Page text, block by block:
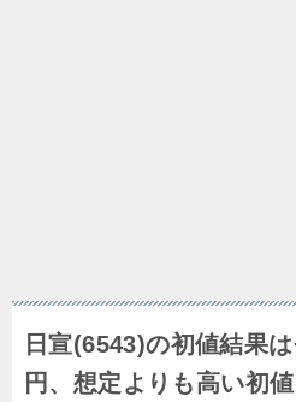
日宣(6543)の初値結果
円、想定よりも高い初値